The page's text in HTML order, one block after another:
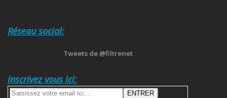
Réseau social:
Tweets de @filtrenet
Inscrivez vous ici: